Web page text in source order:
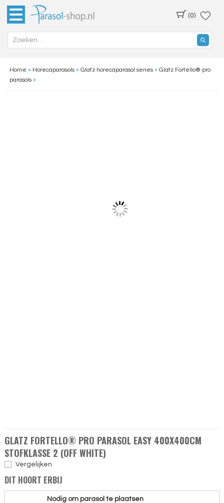
(0)
Home » Horecaparasols» Glatz horecaparasol series» Glatz Fortello® pro
parasols»
GLATZ FORTELLO® PRO PARASOL EASY 400X400CM
STOFKLASSE 2 (OFF WHITE)
Vergelijken
DIT HOORT ERBIJ
Nodig om parasol te plaatsen